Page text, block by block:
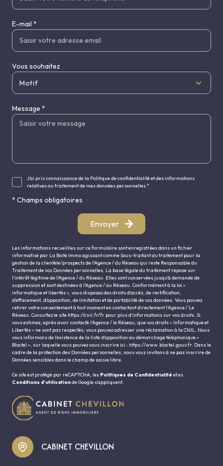
E-mail *
Vous souhaitez
Motif
Message *
J'ai pris connaissance de la Politique de confidentialité et des informations
relatives au traitement de mes données personnelles *
* Champs obligatoires
Envoyer
Les informations recueillies sur ce formulaire sont enregistrées dans un fichier
informatisé par La Boite Immo agissant comme Sous-traitant du traitement pour la
gestion de la clientèle/prospects de l'Agence / du Réseau qui reste Responsable du
Traitement de vos Données personnelles. La base légale du traitement repose sur
l'intérêt légitime de l'Agence / du Réseau. Elles sont conservées jusqu'à demande de
suppression et sont destinées à l'Agence / au Réseau. Conformément à la loi «
informatique et libertés », vous disposez des droits d’accès, de rectification,
d’effacement, d’opposition, de limitation et de portabilité de vos données. Vous pouvez
retirer votre consentement à tout moment en contactant directement l’Agence / Le
Réseau. Consultez le site https://cnil.fr/fr pour plus d’informations sur vos droits. Si
vous estimez, après avoir contacté l'Agence / le Réseau, que vos droits « Informatique et
Libertés » ne sont pas respectés, vous pouvez adresser une réclamation à la CNIL. Nous
vous informons de l’existence de la liste d'opposition au démarchage téléphonique «
Bloctel », sur laquelle vous pouvez vous inscrire ici : https://www.bloctel.gouv.fr. Dans le
cadre de la protection des Données personnelles, nous vous invitons à ne pas inscrire de
Données sensibles dans le champ de saisie libre.
Ce site est protégé par reCAPTCHA, les Politiques de Confidentialité et es
Conditions d'utilisationde Google s'appliquent.
CABINET CHEVILLON